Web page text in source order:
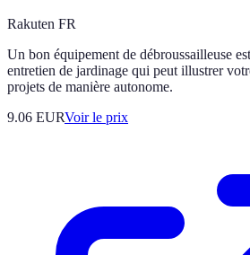
Rakuten FR
Un bon équipement de débroussailleuse
entretien de jardinage qui peut illustrer
projets de manière autonome.
9.06 EURVoir le prix